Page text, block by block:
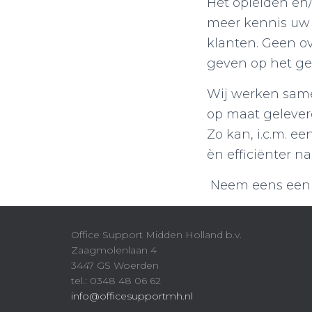
meer kennis
klanten. Geen
geven op het
Wij werken
op maat
Zo kan, i.c.m.
èn efficiënter
Neem eens
Office Support Midden Holland b.v.
Zaagmolenlaan 4
3447 GS Woerden
tel.: 0348 48 06 62
info@officesupportmh.nl